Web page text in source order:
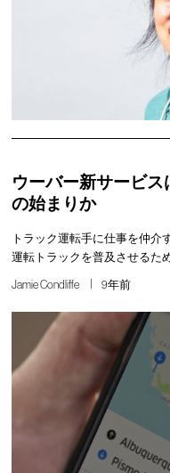
ウーバー新サービ
の始まりか
トラック運転手に仕事を仲介
運転トラックを普及させるた
Jamie Condliffe 9年前